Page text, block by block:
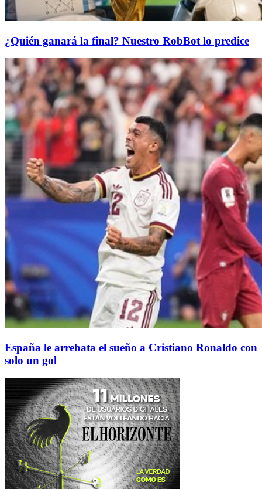
¿Quién ganará la final? Nuestro RobBot lo predice
España le arrebata el sueño a Cristiano Ronaldo con
solo un gol